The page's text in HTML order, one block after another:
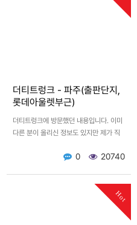
더티트렁크 - 파주(출판단지,
롯데아울렛부근)
더티트렁크에 방문했던 내용입니다. 이미
다른 분이 올리신 정보도 있지만 제가 직
공간의 카페로는 최대 사이즈가 아닐까 싶
0 20740
Hot